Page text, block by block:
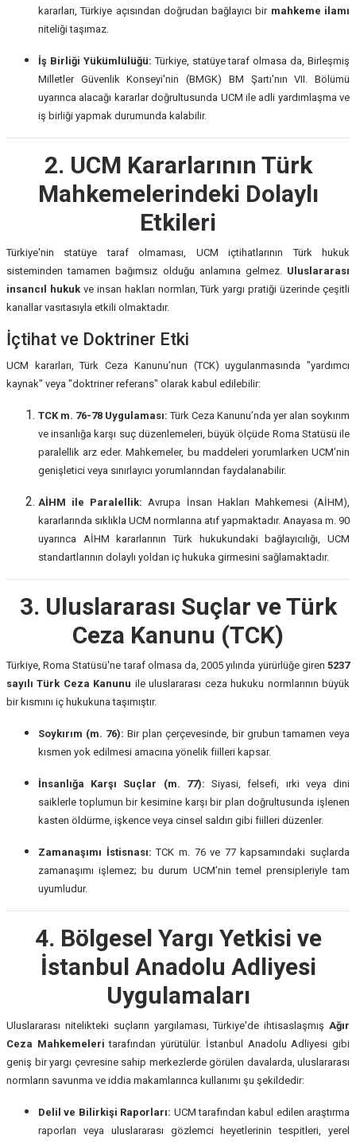
kararları, Türkiye açısından doğrudan bağlayıcı bir mahkeme ilamı
niteliği taşımaz.
İş Birliği Yükümlülüğü: Türkiye, statüye taraf olmasa da, Birleşmiş
Milletler Güvenlik Konseyi'nin (BMGK) BM Şartı'nın VII. Bölümü
uyarınca alacağı kararlar doğrultusunda UCM ile adli yardımlaşma ve
iş birliği yapmak durumunda kalabilir.
2. UCM Kararlarının Türk
Mahkemelerindeki Dolaylı
Etkileri
Türkiye'nin statüye taraf olmaması, UCM içtihatlarının Türk hukuk
sisteminden tamamen bağımsız olduğu anlamına gelmez. Uluslararası
insancıl hukukve insan hakları normları, Türk yargı pratiği üzerinde çeşitli
kanallar vasıtasıyla etkili olmaktadır.
İçtihat ve Doktriner Etki
UCM kararları, Türk Ceza Kanunu’nun (TCK) uygulanmasında "yardımcı
kaynak" veya "doktriner referans" olarak kabul edilebilir:
TCK m. 76-78 Uygulaması: Türk Ceza Kanunu’nda yer alan soykırım
ve insanlığa karşı suç düzenlemeleri, büyük ölçüde Roma Statüsü ile
paralellik arz eder. Mahkemeler, bu maddeleri yorumlarken UCM’nin
genişletici veya sınırlayıcı yorumlarından faydalanabilir.
AİHM ile Paralellik: Avrupa İnsan Hakları Mahkemesi (AİHM),
kararlarında sıklıkla UCM normlarına atıf yapmaktadır. Anayasa m. 90
uyarınca AİHM kararlarının Türk hukukundaki bağlayıcılığı, UCM
standartlarının dolaylı yoldan iç hukuka girmesini sağlamaktadır.
3. Uluslararası Suçlar ve Türk
Ceza Kanunu (TCK)
Türkiye, Roma Statüsü'ne taraf olmasa da, 2005 yılında yürürlüğe giren 5237
sayılı Türk Ceza Kanunu ile uluslararası ceza hukuku normlarının büyük
bir kısmını iç hukukuna taşımıştır.
Soykırım (m. 76): Bir plan çerçevesinde, bir grubun tamamen veya
kısmen yok edilmesi amacına yönelik fiilleri kapsar.
İnsanlığa Karşı Suçlar (m. 77): Siyasi, felsefi, ırki veya dini
saiklerle toplumun bir kesimine karşı bir plan doğrultusunda işlenen
kasten öldürme, işkence veya cinsel saldırı gibi fiilleri düzenler.
Zamanaşımı İstisnası: TCK m. 76 ve 77 kapsamındaki suçlarda
zamanaşımı işlemez; bu durum UCM’nin temel prensipleriyle tam
uyumludur.
4. Bölgesel Yargı Yetkisi ve
İstanbul Anadolu Adliyesi
Uygulamaları
Uluslararası nitelikteki suçların yargılaması, Türkiye'de ihtisaslaşmış Ağır
Ceza Mahkemeleri tarafından yürütülür. İstanbul Anadolu Adliyesi gibi
geniş bir yargı çevresine sahip merkezlerde görülen davalarda, uluslararası
normların savunma ve iddia makamlarınca kullanımı şu şekildedir:
Delil ve Bilirkişi Raporları: UCM tarafından kabul edilen araştırma
raporları veya uluslararası gözlemci heyetlerinin tespitleri, yerel